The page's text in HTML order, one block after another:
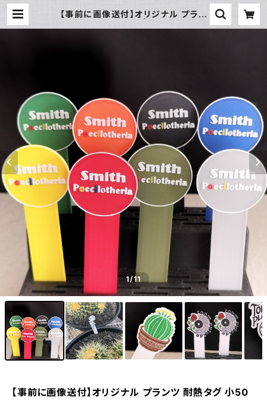
【事前に画像送付】オリジナル プラン
1/11
【事前に画像送付】オリジナル プランツ 耐熱タグ 小50